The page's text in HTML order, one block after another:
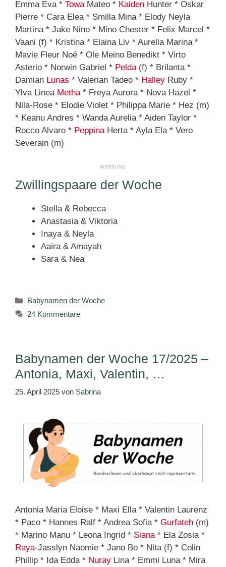
Emma Eva * Towa Mateo * Kaiden Hunter * Oskar
Pierre * Cara Elea * Smilla Mina * Elody Neyla
Martina * Jake Nino * Mino Chester * Felix Marcel *
Vaani (f) * Kristina * Elaina Liv * Aurelia Marina *
Mavie Fleur Noé * Ole Meino Benedikt * Virto
Asterio * Norwin Gabriel * Pelda (f) * Brilanta *
Damian Lunas * Valerian Tadeo * Halley Ruby *
Ylva Linea Metha * Freya Aurora * Nova Hazel *
Nila-Rose * Elodie Violet * Philippa Marie * Hez (m)
* Keanu Andres * Wanda Aurelia * Aiden Taylor *
Rocco Alvaro * Peppina Herta * Ayla Ela * Vero
Severain (m)
Zwillingspaare der Woche
Stella & Rebecca
Anastasia & Viktoria
Inaya & Neyla
Aaira & Amayah
Sara & Nea
Kategorien
Babynamen der Woche
24 Kommentare
Babynamen der Woche 17/2025 –
Antonia, Maxi, Valentin, …
25. April 2025 von Sabrina
Antonia Maria Eloise * Maxi Ella * Valentin Laurenz
* Paco * Hannes Ralf * Andrea Sofia * Gurfateh (m)
* Marino Manu * Leona Ingrid * Siana * Ela Zosia *
Raya-Jasslyn Naomie * Jano Bo * Nita (f) * Colin
Phillip * Ida Edda * Nuray Lina * Emmi Luna * Mira